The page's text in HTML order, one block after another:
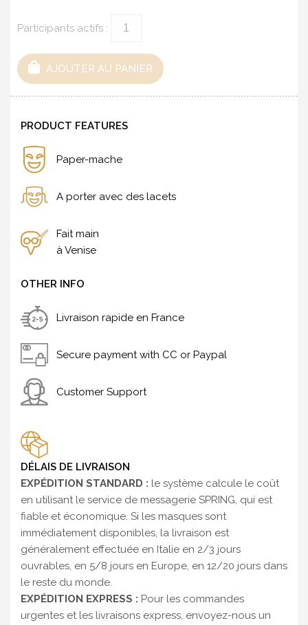
Participants actifs :
AJOUTER AU PANIER
PRODUCT FEATURES
Paper-mache
A porter avec des lacets
Fait main
à Venise
OTHER INFO
Livraison rapide en France
Secure payment with CC or Paypal
Customer Support
DÉLAIS DE LIVRAISON
EXPÉDITION STANDARD : le système calcule le coût
en utilisant le service de messagerie SPRING, qui est
fiable et économique. Si les masques sont
immédiatement disponibles, la livraison est
généralement effectuée en Italie en 2/3 jours
ouvrables, en 5/8 jours en Europe, en 12/20 jours dans
le reste du monde.
EXPÉDITION EXPRESS : Pour les commandes
urgentes et les livraisons express, envoyez-nous un